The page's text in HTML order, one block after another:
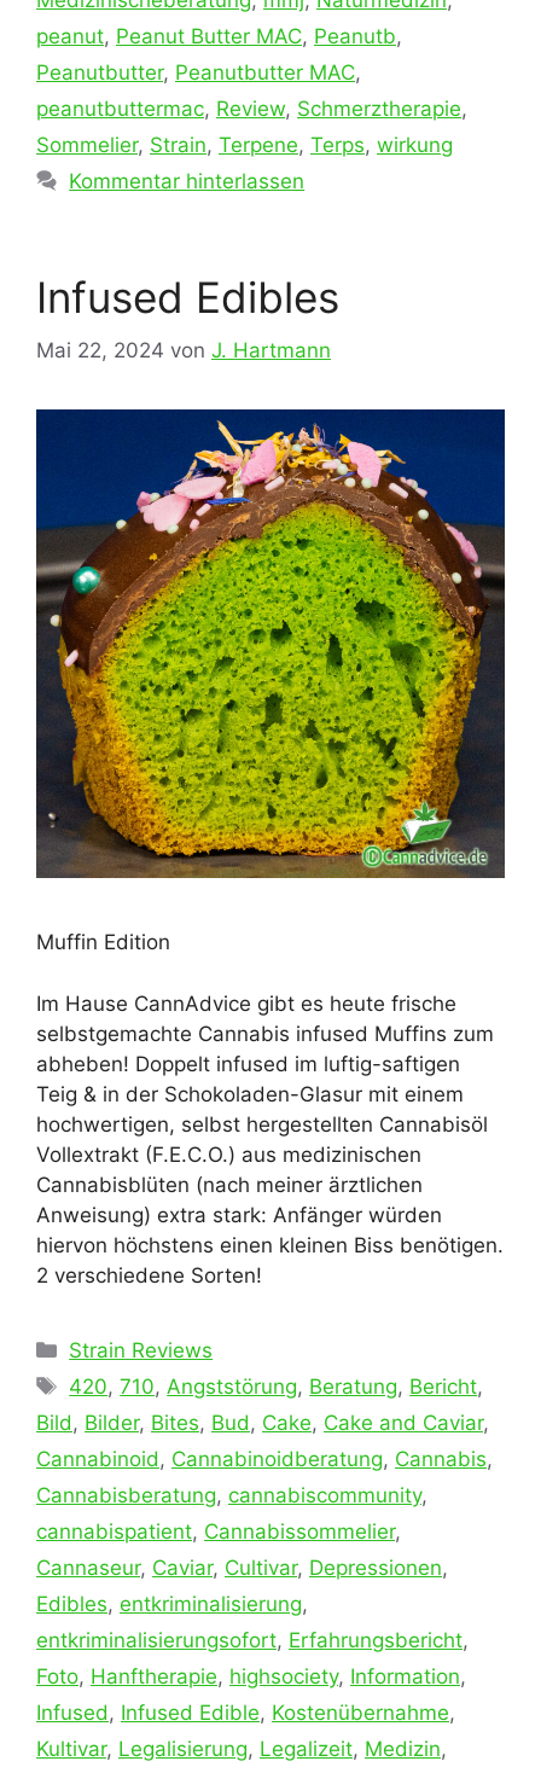
peanut, Peanut Butter MAC, Peanutb,
Peanutbutter, Peanutbutter MAC,
peanutbuttermac, Review, Schmerztherapie,
Sommelier, Strain, Terpene, Terps, wirkung
Kommentar hinterlassen
Infused Edibles
Mai 22, 2024 von J. Hartmann
Muffin Edition
Im Hause CannAdvice gibt es heute frische
selbstgemachte Cannabis infused Muffins zum
abheben! Doppelt infused im luftig-saftigen
Teig & in der Schokoladen-Glasur mit einem
hochwertigen, selbst hergestellten Cannabisöl
Vollextrakt (F.E.C.O.) aus medizinischen
Cannabisblüten (nach meiner ärztlichen
Anweisung) extra stark: Anfänger würden
hiervon höchstens einen kleinen Biss benötigen.
2 verschiedene Sorten!
Kategorien
Strain Reviews
Schlagwörter
420,710, Angststörung, Beratung, Bericht,
Bild , Bilder, Bites, Bud , Cake, Cake and Caviar,
Cannabinoid , Cannabinoidberatung, Cannabis,
Cannabisberatung, cannabiscommunity,
cannabispatient, Cannabissommelier,
Cannaseur, Caviar, Cultivar, Depressionen,
Edibles, entkriminalisierung,
entkriminalisierungsofort, Erfahrungsbericht,
Foto, Hanftherapie, highsociety, Information,
Infused , Infused Edible, Kostenübernahme,
Kultivar, Legalisierung, Legalizeit, Medizin,